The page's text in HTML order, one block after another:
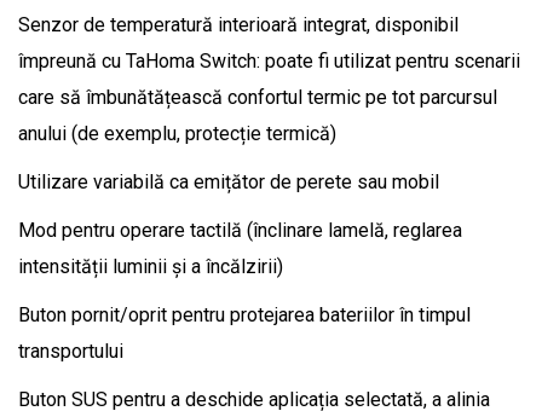
Senzor de temperatură interioară integrat, disponibil
împreună cu TaHoma Switch: poate fi utilizat pentru scenarii
care să îmbunătățească confortul termic pe tot parcursul
anului (de exemplu, protecție termică)
Utilizare variabilă ca emițător de perete sau mobil
Mod pentru operare tactilă (înclinare lamelă, reglarea
intensității luminii și a încălzirii)
Buton pornit/oprit pentru protejarea bateriilor în timpul
transportului
Buton SUS pentru a deschide aplicația selectată, a alinia